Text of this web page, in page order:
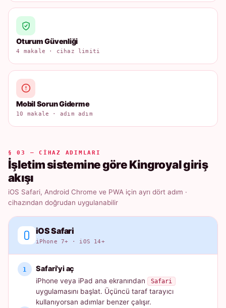
Oturum Güvenliği
4 makale · cihaz limiti
Mobil Sorun Giderme
10 makale · adım adım
§ 03 — CIHAZ ADIMLARI
İşletim sistemine göre Kingroyal giriş
akışı
iOS Safari, Android Chrome ve PWA için ayrı dört adım ·
cihazından doğrudan uygulanabilir
iOS Safari
iPhone 7+ · iOS 14+
Safari'yi aç
iPhone veya iPad ana ekranından Safari
uygulamasını başlat. Üçüncü taraf tarayıcı
kullanıyorsan adımlar benzer çalışır.